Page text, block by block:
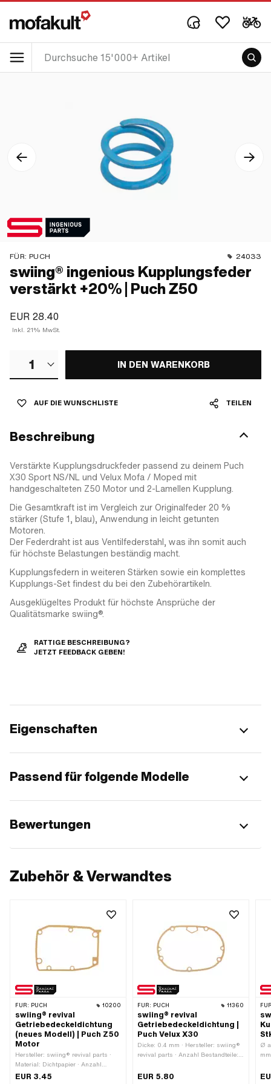
FÜR: PUCH 24033
swiing® ingenious Kupplungsfeder
verstärkt +20% | Puch Z50
EUR 28.40
Inkl. 21% MwSt.
1 IN DEN WARENKORB
AUF DIE WUNSCHLISTE TEILEN
Beschreibung
Verstärkte Kupplungsdruckfeder passend zu deinem Puch
X30 Sport NS/NL und Velux Mofa / Moped mit
handgeschalteten Z50 Motor und 2-Lamellen Kupplung.
Die Gesamtkraft ist im Vergleich zur Originalfeder 20 %
stärker (Stufe 1, blau), Anwendung in leicht getunten
Motoren.
Der Federdraht ist aus Ventilfederstahl, was ihn somit auch
für höchste Belastungen beständig macht.
Kupplungsfedern in weiteren Stärken sowie ein komplettes
Kupplungs-Set findest du bei den Zubehörartikeln.
Ausgeklügeltes Produkt für höchste Ansprüche der
Qualitätsmarke swiing®.
RATTIGE BESCHREIBUNG?
JETZT FEEDBACK GEBEN!
Eigenschaften
Passend für folgende Modelle
Bewertungen
Zubehör & Verwandtes
FÜR: PUCH 10200
swiing® revival
Getriebedeckeldichtung
(neues Modell) | Puch Z50
Motor
Hersteller: swiing® revival parts ·
Material: Dichtpapier · Anzahl
Bestandteile: 1 Stk. · Gesamtlänge:
EUR 3.45
FÜR: PUCH 11360
swiing® revival
Getriebedeckeldichtung |
Puch Velux X30
Dicke: 0.4 mm · Hersteller: swiing®
revival parts · Anzahl Bestandteile: 1
Befestigungspunkte: 7 Stk.
EUR 5.80
Ø